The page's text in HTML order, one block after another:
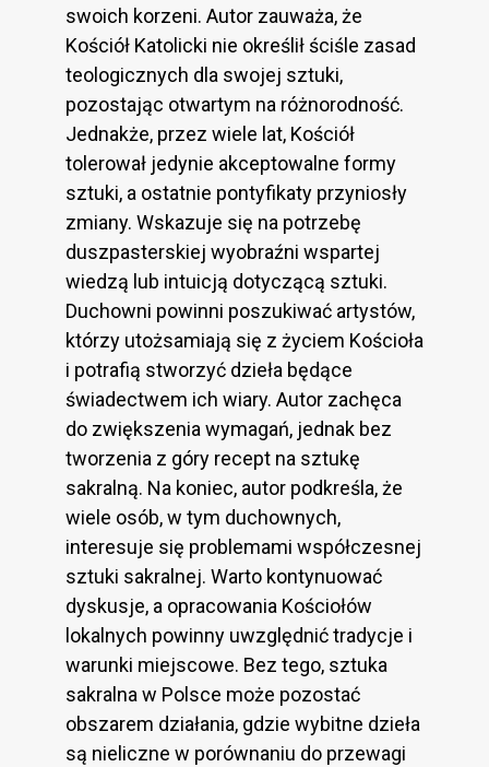
swoich korzeni. Autor zauważa, że
Kościół Katolicki nie określił ściśle zasad
teologicznych dla swojej sztuki,
pozostając otwartym na różnorodność.
Jednakże, przez wiele lat, Kościół
tolerował jedynie akceptowalne formy
sztuki, a ostatnie pontyfikaty przyniosły
zmiany. Wskazuje się na potrzebę
duszpasterskiej wyobraźni wspartej
wiedzą lub intuicją dotyczącą sztuki.
Duchowni powinni poszukiwać artystów,
którzy utożsamiają się z życiem Kościoła
i potrafią stworzyć dzieła będące
świadectwem ich wiary. Autor zachęca
do zwiększenia wymagań, jednak bez
tworzenia z góry recept na sztukę
sakralną. Na koniec, autor podkreśla, że
wiele osób, w tym duchownych,
interesuje się problemami współczesnej
sztuki sakralnej. Warto kontynuować
dyskusje, a opracowania Kościołów
lokalnych powinny uwzględnić tradycje i
warunki miejscowe. Bez tego, sztuka
sakralna w Polsce może pozostać
obszarem działania, gdzie wybitne dzieła
są nieliczne w porównaniu do przewagi